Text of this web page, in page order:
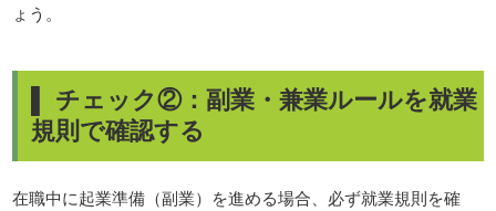
ょう。
▌ チェック②：副業・兼業ルールを就業
規則で確認する
在職中に起業準備（副業）を進める場合、必ず就業規則を確